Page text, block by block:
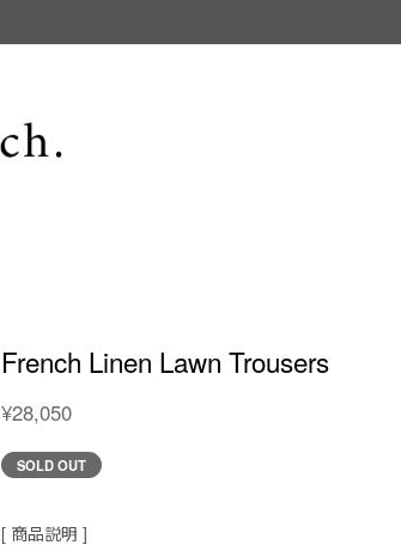
French Linen Lawn Trousers
¥28,050
SOLD OUT
[ 商品説明 ]